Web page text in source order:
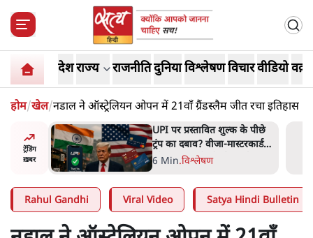
देशराज्य राजनीतिदुनियाविश्लेषणविचारवीडियो
होम/खेल/नडाल ने ऑस्ट्रेलियन ओपन में 21वाँ ग्रैंडस्लैम जीत रचा इतिहास
ट्रेंडिंग
ख़बर
UPI पर प्रस्तावित शुल्क के पीछे
ट्रंप का दबाव? वीजा-मास्टरकार्ड
को फायदा पहुँचाने की चर्चा
6 Min.विश्लेषण
Rahul Gandhi Viral Video Satya Hindi Bulletin